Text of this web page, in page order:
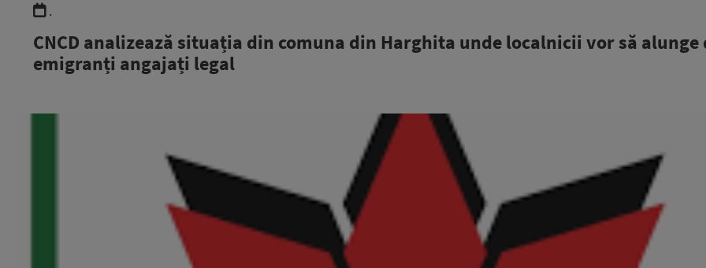
.
CNCD analizează situația din comuna din Harghita unde localnicii vor să alunge
emigranți angajați legal